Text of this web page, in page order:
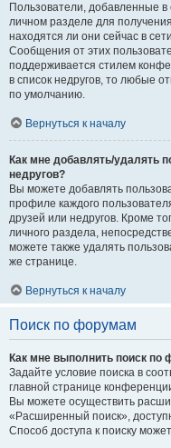
Пользователи, добавленные в
личном разделе для
находятся ли они сейчас в
Сообщения от этих
поддерживается стилем
в список недругов, то любые
по умолчанию.
Вернуться к началу
Как мне добавлять/удалять
недругов?
Вы можете добавлять
профиле каждого
друзей или недругов. Кроме
личного раздела,
можете также удалять
же странице.
Вернуться к началу
Поиск по форумам
Как мне выполнить поиск
Задайте условие поиска в
главной странице
Вы можете осуществить
«Расширенный поиск»,
Способ доступа к поиску